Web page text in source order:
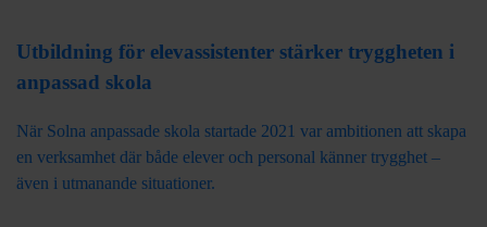
Utbildning för elevassistenter stärker tryggheten i
anpassad skola
När Solna anpassade skola startade 2021 var ambitionen att skapa
en verksamhet där både elever och personal känner trygghet –
även i utmanande situationer.